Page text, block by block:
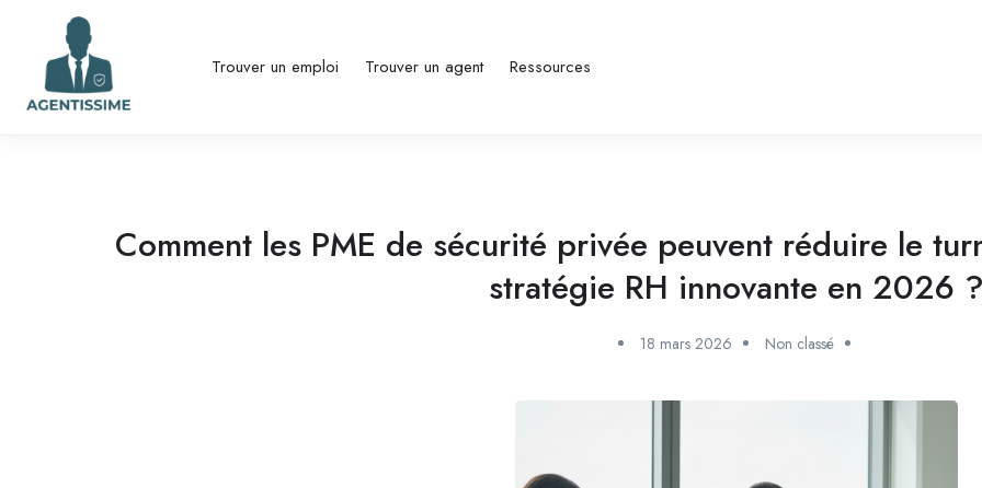
Trouver un emploi Trouver un agent Ressources
Comment les PME de sécurité privée peuvent réduire le
stratégie RH innovante en 2026 ?
18 mars 2026 Non classé